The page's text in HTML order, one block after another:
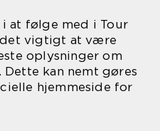
at følge med i Tour
det vigtigt at være
oplysninger om
kan nemt gøres
hjemmeside for